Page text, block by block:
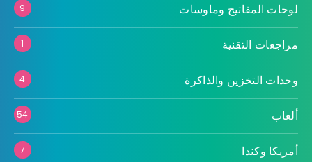
لوحات المفاتيح وماوسات 9
مراجعات التقنية 1
وحدات التخزين والذاكرة 4
ألعاب 54
أمريكا وكندا 7